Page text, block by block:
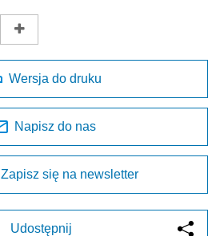
Wersja do druku
Napisz do nas
Zapisz się na newsletter
Udostępnij